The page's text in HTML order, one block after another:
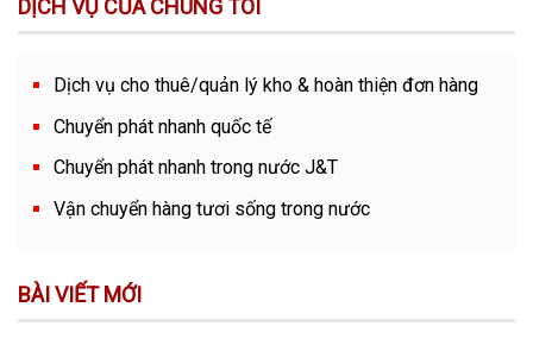
DỊCH VỤ CỦA CHÚNG TÔI
Dịch vụ cho thuê/quản lý kho & hoàn thiện đơn hàng
Chuyển phát nhanh quốc tế
Chuyển phát nhanh trong nước J&T
Vận chuyển hàng tươi sống trong nước
BÀI VIẾT MỚI